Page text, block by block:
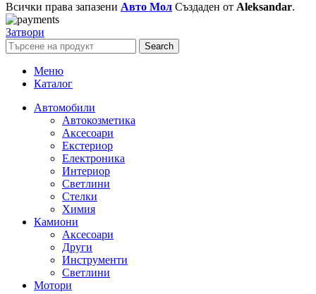
Всички права запазени Авто Мол Създаден от Aleksandar.
Затвори
Search
Меню
Каталог
Автомобили
Автокозметика
Аксесоари
Екстериор
Електроника
Интериор
Светлини
Стелки
Химия
Камиони
Аксесоари
Други
Инструменти
Светлини
Мотори